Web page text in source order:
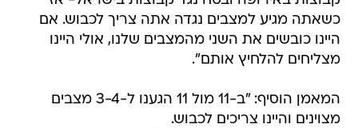
כשאתה מגיע למצבים נגדה אתה צריך לכבוש. אם
היינו כובשים את השני מהמצבים שלנו, אולי היינו
מצליחים להלחיץ אותם".
המאמן הוסיף: "ב-11 מול 11 הגענו ל-3-4 מצבים
מצוינים והיינו צריכים לכבוש.